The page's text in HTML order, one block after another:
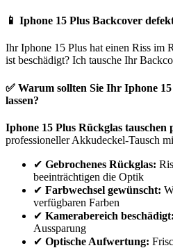
📱 Iphone 15 Plus Backcover
IhrIphone 15 Plus hat einen Riss im
ist beschädigt? Ich tausche Ihr
✅ Warum sollten Sie Ihr Iphone
lassen?
Iphone 15 Plus Rückglas
professioneller Akkudeckel-Tausch
✔ Gebrochenes Rückglas:
beeinträchtigen die Optik
✔ Farbwechsel gewünscht:
verfügbaren Farben
✔ Kamerabereich beschädigt:
Aussparung
✔ Optische Aufwertung: